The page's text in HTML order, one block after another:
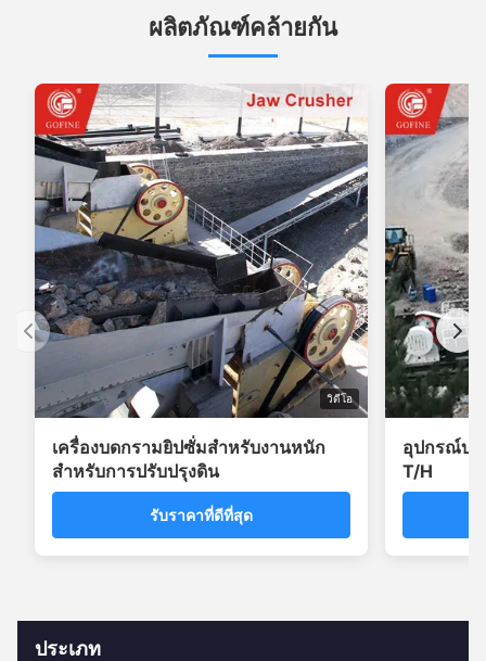
ผลิตภัณฑ์คล้ายกัน
วิดีโอ
เครื่องบดกรามยิปซั่มสำหรับงานหนัก
สำหรับการปรับปรุงดิน
รับราคาที่ดีที่สุด
อุปกรณ์บ
T/H
ประเภท